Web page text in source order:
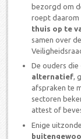
bezorgd om
roept daarom
thuis op te
samen over
De ouders die
alternatief,
afspraken te
sectoren
attest of
Enige